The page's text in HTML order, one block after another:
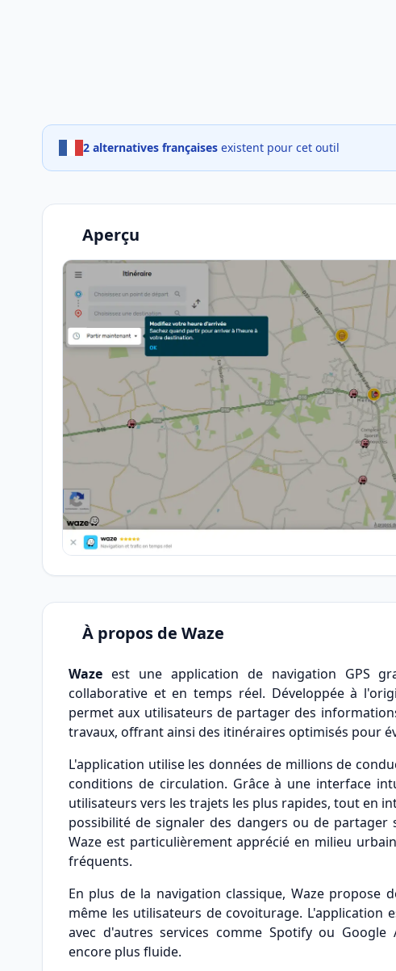
2 alternatives françaises existent pour cet outil
Aperçu
À propos de Waze
Waze est une application de navigation GPS
collaborative et en temps réel. Développée à
permet aux utilisateurs de partager des
travaux, offrant ainsi des itinéraires optimisés pour
L'application utilise les données de millions de
conditions de circulation. Grâce à une interface
utilisateurs vers les trajets les plus rapides, tout en
possibilité de signaler des dangers ou de partager
Waze est particulièrement apprécié en milieu
fréquents.
En plus de la navigation classique, Waze propose
même les utilisateurs de covoiturage. L'application
avec d'autres services comme Spotify ou
encore plus fluide.